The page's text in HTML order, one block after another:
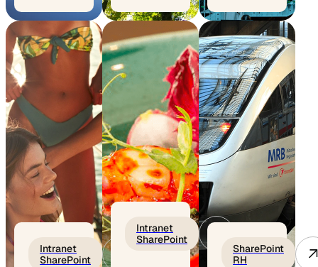
Intranet
SharePoint
Intranet
SharePoint
SharePoint
RH